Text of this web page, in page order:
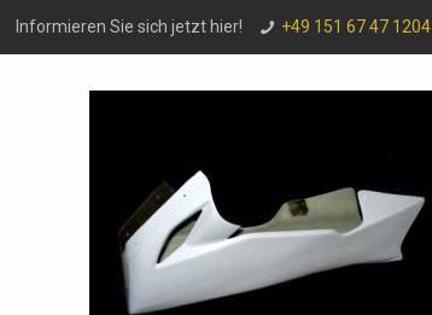
Informieren Sie sich jetzt hier! +49 151 67 47 1204